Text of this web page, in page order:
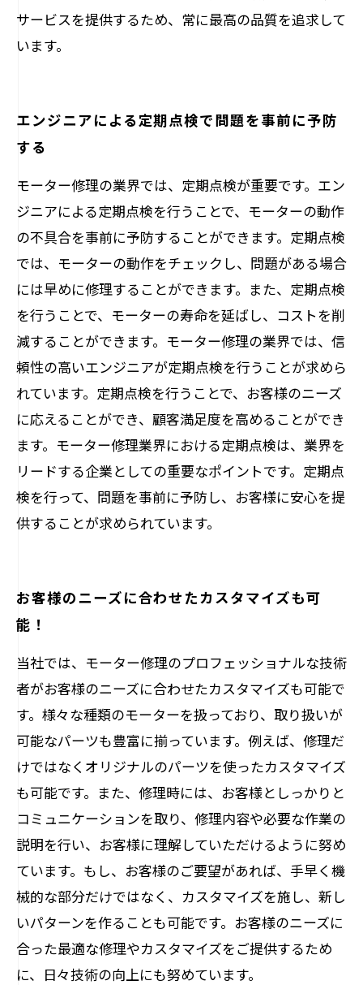
サービスを提供するため、常に最高の品質を追求して
います。
エンジニアによる定期点検で問題を事前に予防
する
モーター修理の業界では、定期点検が重要です。エン
ジニアによる定期点検を行うことで、モーターの動作
の不具合を事前に予防することができます。定期点検
では、モーターの動作をチェックし、問題がある場合
には早めに修理することができます。また、定期点検
を行うことで、モーターの寿命を延ばし、コストを削
減することができます。モーター修理の業界では、信
頼性の高いエンジニアが定期点検を行うことが求めら
れています。定期点検を行うことで、お客様のニーズ
に応えることができ、顧客満足度を高めることができ
ます。モーター修理業界における定期点検は、業界を
リードする企業としての重要なポイントです。定期点
検を行って、問題を事前に予防し、お客様に安心を提
供することが求められています。
お客様のニーズに合わせたカスタマイズも可
能！
当社では、モーター修理のプロフェッショナルな技術
者がお客様のニーズに合わせたカスタマイズも可能で
す。様々な種類のモーターを扱っており、取り扱いが
可能なパーツも豊富に揃っています。例えば、修理だ
けではなくオリジナルのパーツを使ったカスタマイズ
も可能です。また、修理時には、お客様としっかりと
コミュニケーションを取り、修理内容や必要な作業の
説明を行い、お客様に理解していただけるように努め
ています。もし、お客様のご要望があれば、手早く機
械的な部分だけではなく、カスタマイズを施し、新し
いパターンを作ることも可能です。お客様のニーズに
合った最適な修理やカスタマイズをご提供するため
に、日々技術の向上にも努めています。